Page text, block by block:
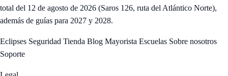
total del 12 de agosto de 2026 (Saros 126, ruta del Atlántico Norte),
además de guías para 2027 y 2028.
Eclipses Seguridad Tienda Blog Mayorista Escuelas Sobre nosotros
Soporte